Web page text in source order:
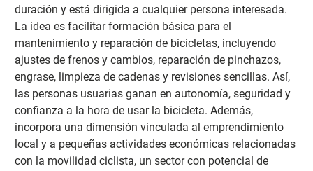
duración y está dirigida a cualquier persona interesada.
La idea es facilitar formación básica para el
mantenimiento y reparación de bicicletas, incluyendo
ajustes de frenos y cambios, reparación de pinchazos,
engrase, limpieza de cadenas y revisiones sencillas. Así,
las personas usuarias ganan en autonomía, seguridad y
confianza a la hora de usar la bicicleta. Además,
incorpora una dimensión vinculada al emprendimiento
local y a pequeñas actividades económicas relacionadas
con la movilidad ciclista, un sector con potencial de